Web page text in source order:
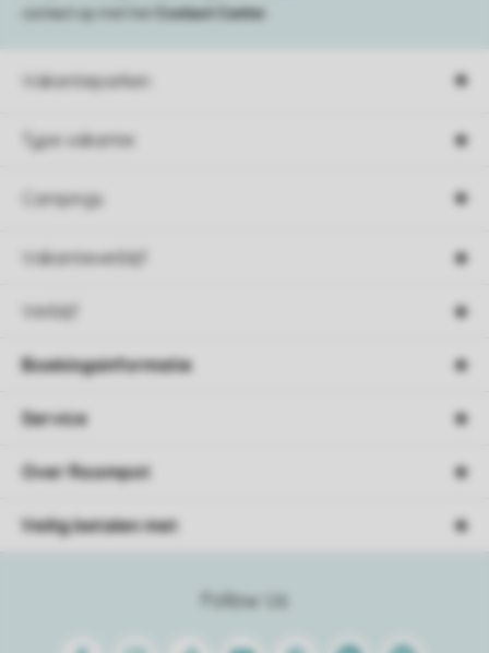
Vakantieparken
Type vakantie
Campings
Vakantieverblijf
Verblijf
contact op met het
Contact Center
Follow Us
FacebookInstagram
Tiktok Youtube PinterestLinkedinSpotify
Boekingsinformatie
Service
Over Roompot
Veilig betalen met